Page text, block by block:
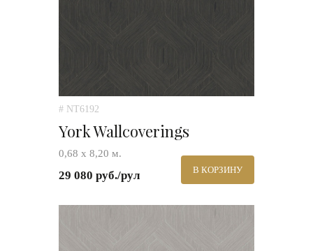
# NT6192
York Wallcoverings
0,68 х 8,20 м.
29 080 руб./рул В КОРЗИНУ